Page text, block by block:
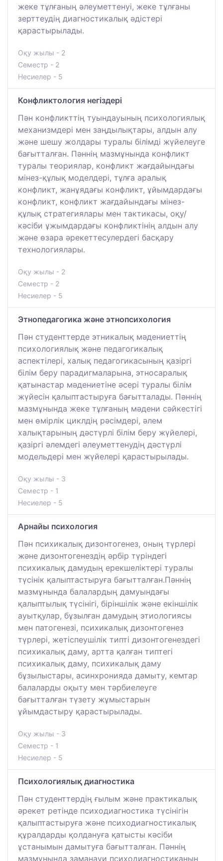
жеке тұлғаның әлеуметтенуі, жеке тұлғаны
зерттеудің диагностикалық әдістері
қарастырылады.
Оқу жылы - 2
Семестр - 2
Несиелер - 5
Конфликтология негіздері
Пән конфликттің туындауының психологиялық
механизмдері мен заңдылықтары, алдын алу
және шешу жолдары туралы білімді жүйелеуге
бағытталған. Пәннің мазмұнында конфликт
туралы теориялар, конфликт жағдайындағы
мінез-құлық моделдері, тұлға аралық
конфликт, жанұядағы конфликт, ұйымдардағы
конфликт, конфликт жағдайындағы мінез-
құлық стратегиялары мен тактикасы, оқу/
кәсіби ұжымдардағы конфликтінің алдын алу
және өзара әрекеттесулердегі басқару
технологиялары.
Оқу жылы - 2
Семестр - 2
Несиелер - 5
Этнопедагогика және этнопсихология
Пән студенттерде этникалық мәдениеттің
психологиялық және педагогикалық
аспектілері, халық педагогикасының қазіргі
білім беру парадигмаларына, этносаралық
қатынастар мәдениетіне әсері туралы білім
жүйесін қалыптастыруға бағытталады. Пәннің
мазмұнында жеке тұлғаның мәдени сәйкестігі
мен өмірлік циклдің рәсімдері, әлем
халықтарының дәстүрлі білім беру жүйелері,
қазіргі әлемдегі әлеуметтенудің дәстүрлі
модельдері мен жүйелері қарастырылады.
Оқу жылы - 3
Семестр - 1
Несиелер - 5
Арнайы психология
Пән психикалық дизонтогенез, оның түрлері
және дизонтогенездің әрбір түріндегі
психикалық дамудың ерекшеліктері туралы
түсінік қалыптастыруға бағытталған.Пәннің
мазмұнында балалардың дамуындағы
қалыптылық түсінігі, біріншілік және екіншілік
ауытқулар, бұзылған дамудың этиологиясы
мен патогенезі, психикалық дизонтогенез
түрлері, жетіспеушілік типті дизонтогенездегі
психикалық даму, артта қалған типтегі
психикалық даму, психикалық даму
бұзылыстары, асинхронияда дамыту, кемтар
балаларды оқыту мен тәрбиелеуге
бағытталған түзету жұмыстарын
ұйымдастыру қарастырылады.
Оқу жылы - 3
Семестр - 1
Несиелер - 5
Психологиялық диагностика
Пән студенттердің ғылым және практикалық
әрекет ретінде психодиагностика түсінігін
қалыптастыруға және психодиагностикалық
құралдарды қолдануға қатысты кәсіби
ұстанымын дамытуға бағытталған. Пәннің
мазмұнында заманауи психодиагностиканың